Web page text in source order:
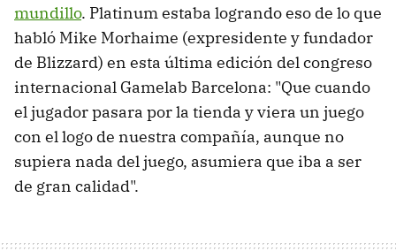
mundillo. Platinum estaba logrando eso de lo que
habló Mike Morhaime (expresidente y fundador
de Blizzard) en esta última edición del congreso
internacional Gamelab Barcelona: "Que cuando
el jugador pasara por la tienda y viera un juego
con el logo de nuestra compañía, aunque no
supiera nada del juego, asumiera que iba a ser
de gran calidad".